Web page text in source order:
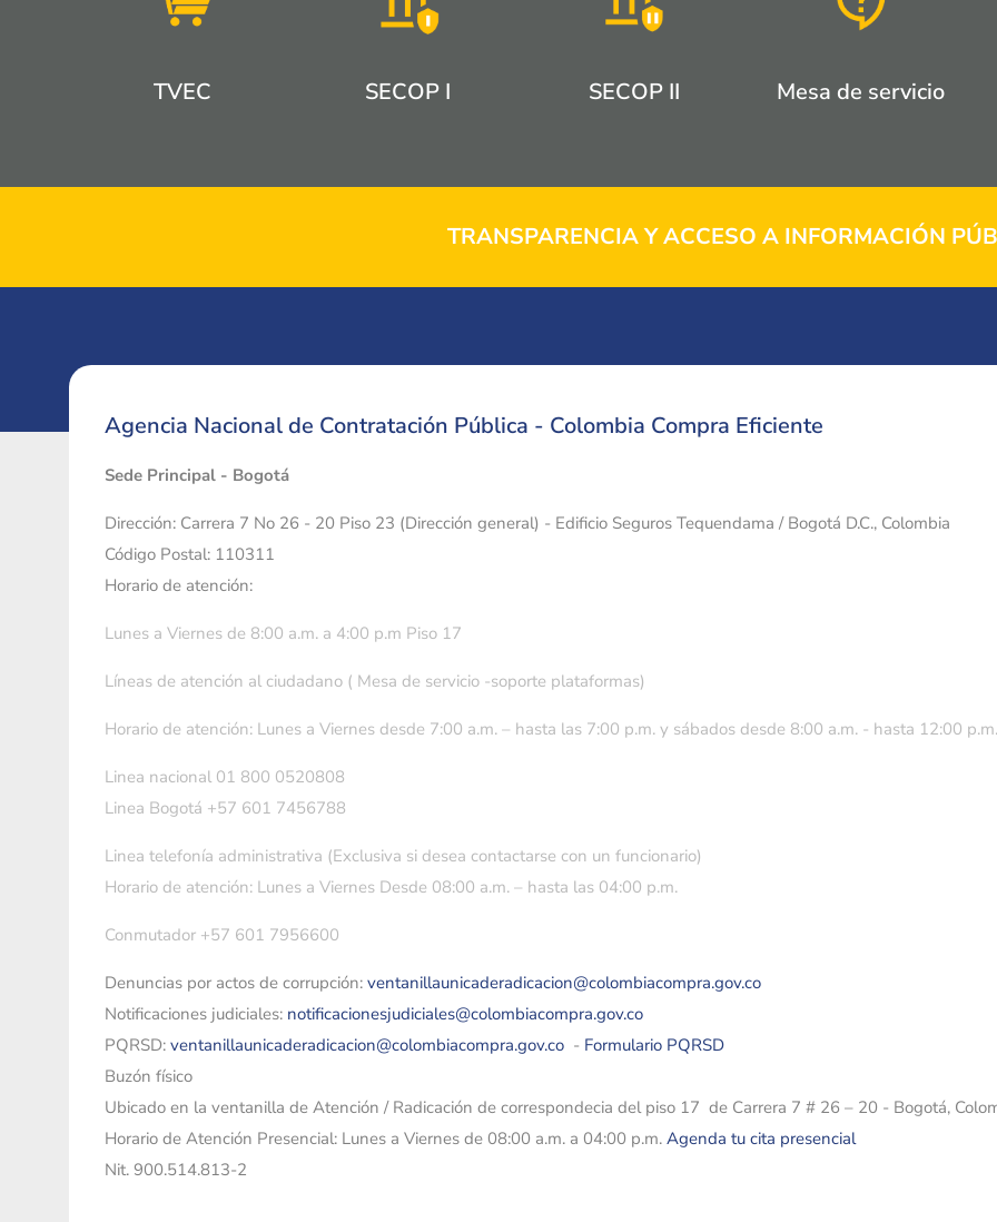
TVEC SECOP I SECOP II Mesa de servicio
TRANSPARENCIA Y ACCESO A INFORMACIÓN
Agencia Nacional de Contratación Pública - Colombia Compra Eficiente
Sede Principal - Bogotá
Dirección: Carrera 7 No 26 - 20 Piso 23 (Dirección general) - Edificio Seguros Tequendama / Bogotá D.C., Colombia
Código Postal: 110311
Horario de atención:
Lunes a Viernes de 8:00 a.m. a 4:00 p.m Piso 17
Líneas de atención al ciudadano ( Mesa de servicio -soporte plataformas)
Horario de atención: Lunes a Viernes desde 7:00 a.m. – hasta las 7:00 p.m. y sábados desde 8:00 a.m. - hasta 12:00 p.m.
Linea nacional 01 800 0520808
Linea Bogotá +57 601 7456788
Linea telefonía administrativa (Exclusiva si desea contactarse con un funcionario)
Horario de atención: Lunes a Viernes Desde 08:00 a.m. – hasta las 04:00 p.m.
Conmutador +57 601 7956600
Denuncias por actos de corrupción: ventanillaunicaderadicacion@colombiacompra.gov.co
Notificaciones judiciales: notificacionesjudiciales@colombiacompra.gov.co
PQRSD: ventanillaunicaderadicacion@colombiacompra.gov.co - Formulario PQRSD
Buzón físico
Ubicado en la ventanilla de Atención / Radicación de correspondecia del piso 17 de Carrera 7 # 26 – 20 - Bogotá,
Horario de Atención Presencial: Lunes a Viernes de 08:00 a.m. a 04:00 p.m. Agenda tu cita presencial
Nit. 900.514.813-2